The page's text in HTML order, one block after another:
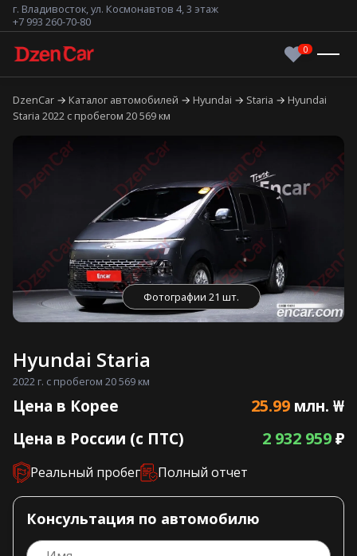
г. Владивосток, ул. Космонавтов 4, 3 этаж
+7 993 260-70-80
DzenCar Каталог автомобилей Hyundai Staria
Hyundai
Staria 2022 с пробегом 20 569 км
Фотографии 21 шт.
Hyundai Staria
2022 г. с пробегом 20 569 км
Цена в Корее 25.99 млн. ₩
Цена в России (с ПТС)
2 932 959₽
Реальный пробег Полный отчет
Консультация по автомобилю